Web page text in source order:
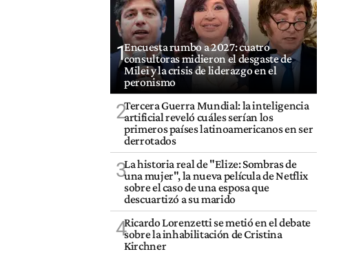
1Encuesta rumbo a 2027: cuatro
consultoras midieron el desgaste de
Milei y la crisis de liderazgo en el
peronismo
2Tercera Guerra Mundial: la inteligencia
artificial reveló cuáles serían los
primeros países latinoamericanos en ser
derrotados
3La historia real de "Elize: Sombras de
una mujer", la nueva película de Netflix
sobre el caso de una esposa que
descuartizó a su marido
4Ricardo Lorenzetti se metió en el debate
sobre la inhabilitación de Cristina
Kirchner